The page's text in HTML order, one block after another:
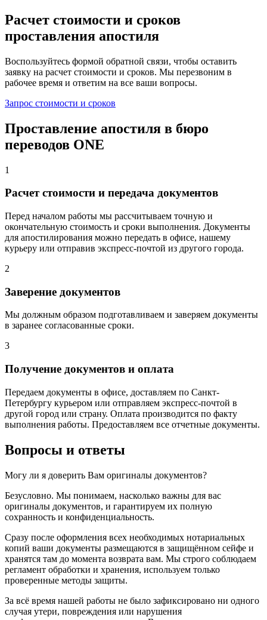
Расчет стоимости и сроков
проставления апостиля
Воспользуйтесь формой обратной связи, чтобы оставить
заявку на расчет стоимости и сроков. Мы перезвоним в
рабочее время и ответим на все ваши вопросы.
Запрос стоимости и сроков
Проставление апостиля в бюро
переводов ONE
1
Расчет стоимости и передача документов
Перед началом работы мы рассчитываем точную и
окончательную стоимость и сроки выполнения. Документы
для апостилирования можно передать в офисе, нашему
курьеру или отправив экспресс-почтой из другого города.
2
Заверение документов
Мы должным образом подготавливаем и заверяем документы
в заранее согласованные сроки.
3
Получение документов и оплата
Передаем документы в офисе, доставляем по Санкт-
Петербургу курьером или отправляем экспресс-почтой в
другой город или страну. Оплата производится по факту
выполнения работы. Предоставляем все отчетные документы.
Вопросы и ответы
Могу ли я доверить Вам оригиналы документов?
Безусловно. Мы понимаем, насколько важны для вас
оригиналы документов, и гарантируем их полную
сохранность и конфиденциальность.
Сразу после оформления всех необходимых нотариальных
копий ваши документы размещаются в защищённом сейфе и
хранятся там до момента возврата вам. Мы строго соблюдаем
регламент обработки и хранения, используем только
проверенные методы защиты.
За всё время нашей работы не было зафиксировано ни одного
случая утери, повреждения или нарушения